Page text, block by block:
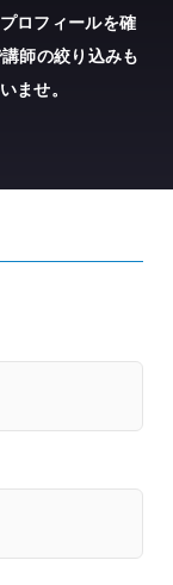
ロフィールを確
師の絞り込みも
ませ。